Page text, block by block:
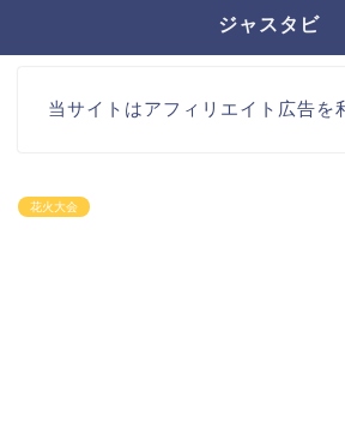
ジャスタビ
当サイトはアフィリエイト広告を
花火大会